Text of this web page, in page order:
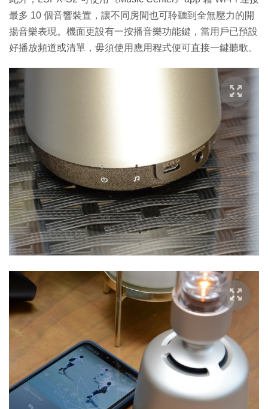
最多 10 個音響裝置，讓不同房間也可聆聽到全無壓力的開
揚音樂表現。機面更設有一按播音樂功能鍵，當用戶已預設
好播放頻道或清單，毋須使用應用程式便可直接一鍵聽歌。